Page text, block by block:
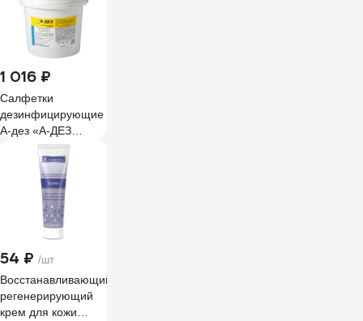
1 016 ₽
Салфетки
дезинфицирующие
А-дез «А-ДЕЗ
антисептик» №180
(13.5*20см) в ведре
САЛ-А-Д2
54 ₽ /шт
Восстанавливающий
регенерирующий
крем для кожи